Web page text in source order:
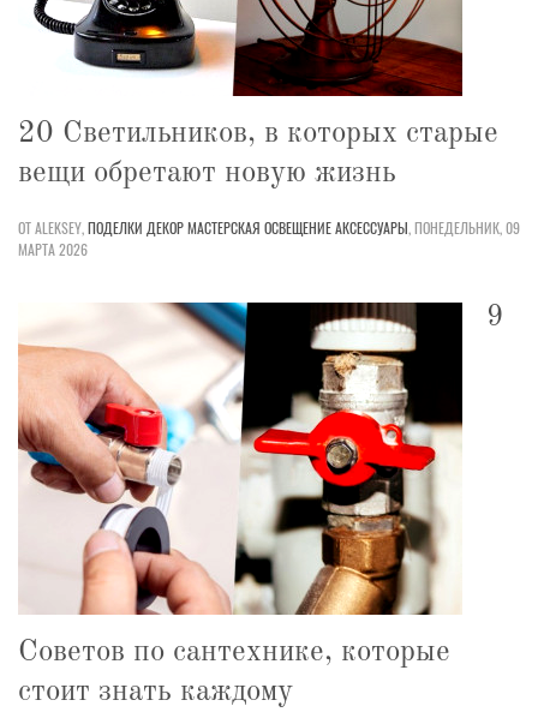
20 Светильников, в которых старые
вещи обретают новую жизнь
ОТ ALEKSEY,ПОДЕЛКИ ДЕКОРМАСТЕРСКАЯ ОСВЕЩЕНИЕАКСЕССУАРЫ,ПОНЕДЕЛЬНИК, 09
МАРТА 2026
9
Советов по сантехнике, которые
стоит знать каждому